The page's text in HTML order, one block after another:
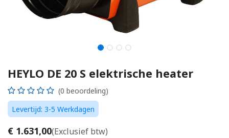
HEYLO DE 20 S elektrische heater
(0 beoordeling)
Levertijd: 3-5 Werkdagen
€ 1.631,00(Exclusief btw)